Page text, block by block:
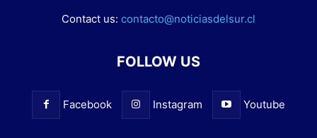
Contact us: contacto@noticiasdelsur.cl
FOLLOW US
Facebook Instagram Youtube